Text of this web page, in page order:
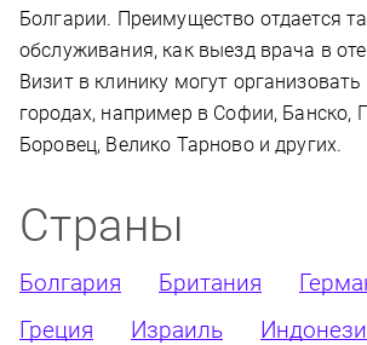
Болгарии. Преимущество отдается
обслуживания, как выезд врача в
Визит в клинику могут
городах, например в Софии, Банско,
Боровец, Велико Тарново и других.
Страны
Болгария Британия
Греция
Израиль